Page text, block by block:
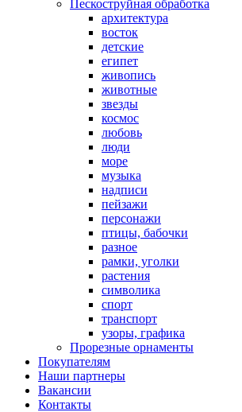
Пескоструйная обработка
архитектура
восток
детские
египет
живопись
животные
звезды
космос
любовь
люди
море
музыка
надписи
пейзажи
персонажи
птицы, бабочки
разное
рамки, уголки
растения
символика
спорт
транспорт
узоры, графика
Прорезные орнаменты
Покупателям
Наши партнеры
Вакансии
Контакты